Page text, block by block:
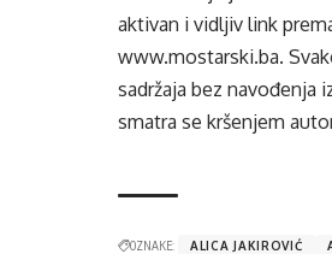
aktivan i vidljiv link
www.mostarski.ba.
sadržaja bez navođenja
smatra se kršenjem
OZNAKE: ALICA JAKIROVIĆ